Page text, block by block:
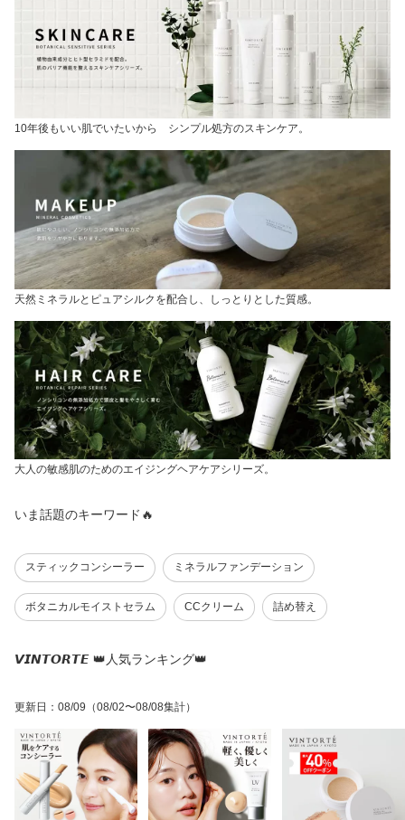
10年後もいい肌でいたいから シンプル処方のスキンケア。
天然ミネラルとピュアシルクを配合し、しっとりとした質感。
大人の敏感肌のためのエイジングヘアケアシリーズ。
いま話題のキーワード🔥
スティックコンシーラー ミネラルファンデーション
ボタニカルモイストセラム CCクリーム 詰め替え
𝙑𝙄𝙉𝙏𝙊𝙍𝙏𝙀 👑人気ランキング👑
更新日 ： 08/09 （08/02〜08/08集計）